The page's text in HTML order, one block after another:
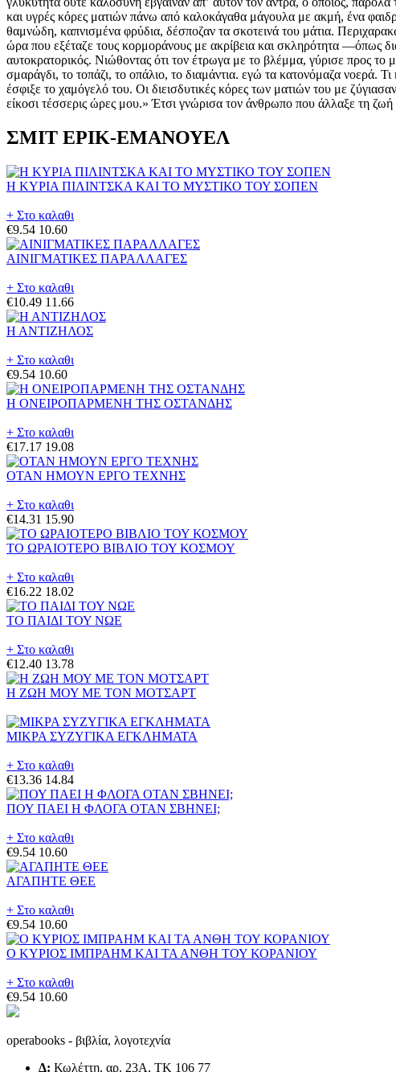
ΣΜΙΤ ΕΡΙΚ-ΕΜΑΝΟΥΕΛ
Η ΚΥΡΙΑ ΠΙΛΙΝΤΣΚΑ ΚΑΙ ΤΟ ΜΥΣΤΙΚΟ ΤΟΥ ΣΟΠΕΝ
+ Στο καλαθι
€9.54 10.60
ΑΙΝΙΓΜΑΤΙΚΕΣ ΠΑΡΑΛΛΑΓΕΣ
+ Στο καλαθι
€10.49 11.66
Η ΑΝΤΙΖΗΛΟΣ
+ Στο καλαθι
€9.54 10.60
Η ΟΝΕΙΡΟΠΑΡΜΕΝΗ ΤΗΣ ΟΣΤΑΝΔΗΣ
+ Στο καλαθι
€17.17 19.08
ΟΤΑΝ ΗΜΟΥΝ ΕΡΓΟ ΤΕΧΝΗΣ
+ Στο καλαθι
€14.31 15.90
ΤΟ ΩΡΑΙΟΤΕΡΟ ΒΙΒΛΙΟ ΤΟΥ ΚΟΣΜΟΥ
+ Στο καλαθι
€16.22 18.02
ΤΟ ΠΑΙΔΙ ΤΟΥ ΝΩΕ
+ Στο καλαθι
€12.40 13.78
Η ΖΩΗ ΜΟΥ ΜΕ ΤΟΝ ΜΟΤΣΑΡΤ
ΜΙΚΡΑ ΣΥΖΥΓΙΚΑ ΕΓΚΛΗΜΑΤΑ
+ Στο καλαθι
€13.36 14.84
ΠΟΥ ΠΑΕΙ Η ΦΛΟΓΑ ΟΤΑΝ ΣΒΗΝΕΙ;
+ Στο καλαθι
€9.54 10.60
ΑΓΑΠΗΤΕ ΘΕΕ
+ Στο καλαθι
€9.54 10.60
Ο ΚΥΡΙΟΣ ΙΜΠΡΑΗΜ ΚΑΙ ΤΑ ΑΝΘΗ ΤΟΥ ΚΟΡΑΝΙΟΥ
+ Στο καλαθι
€9.54 10.60
operabooks - βιβλία, λογοτεχνία
Δ: Κωλέττη, αρ. 23Α, ΤΚ 106 77